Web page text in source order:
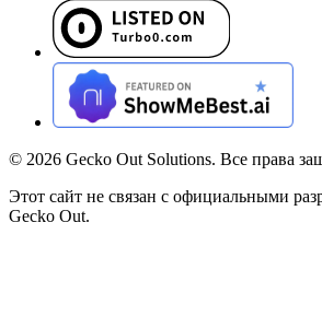
© 2026 Gecko Out Solutions. Все права
Этот сайт не связан с официальными
Gecko Out.